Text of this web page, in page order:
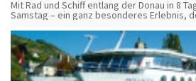
Mit Rad und Schiff entlang der Donau in 8
Samstag – ein ganz besonderes Erlebnis, denn Ihr „schwimmendes
Donaulandschaft.